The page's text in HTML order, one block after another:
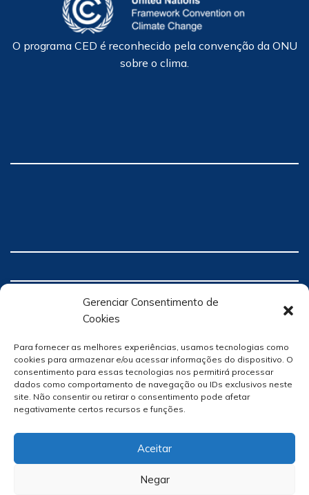
Gerenciar Consentimento de
Cookies
Para fornecer as melhores experiências, usamos tecnologias como
cookies para armazenar e/ou acessar informações do dispositivo. O
consentimento para essas tecnologias nos permitirá processar
dados como comportamento de navegação ou IDs exclusivos neste
site. Não consentir ou retirar o consentimento pode afetar
negativamente certos recursos e funções.
Aceitar
Negar
O programa CED é reconhecido pela convenção da ONU
sobre o clima.